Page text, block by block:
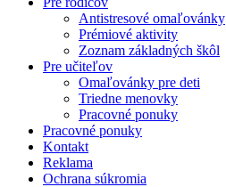
Antistresové omaľovánky
Prémiové aktivity
Zoznam základných škôl
Pre učiteľov
Omaľovánky pre deti
Triedne menovky
Pracovné ponuky
Pracovné ponuky
Kontakt
Reklama
Ochrana súkromia